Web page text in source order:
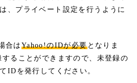
、プライベート設定を行うように
合は Yahoo!のIDが必要となりま
ることができますので、未登録の
IDを発行してください。